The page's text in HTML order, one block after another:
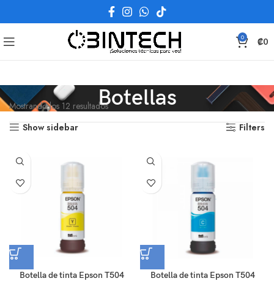
0 ₡0
Botellas
Mostrando los 12 resultados
Show sidebar
Filters
Botella de tinta Epson T504
Botella de tinta Epson T504